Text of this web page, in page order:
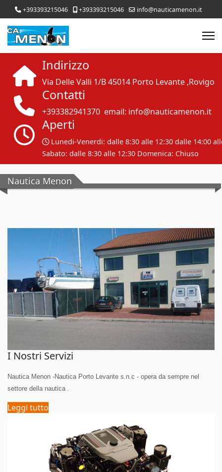
+393393215046 +393393215046 info@nauticamenon.it
Indirizzo
Via Delle Valli 1/B45014 Porto Levante ,Rovigo
Contatti
+393382941370 email: info@nauticamenon.it
Aperti
Lunedi-Venerdi: dalle 8:30 alle 12:30 dalle 14:00
Sabato: dalle 8:30 alle 12:30 Domenica: Chiuso
Nautica Menon
I Nostri Servizi
Nautica Menon -Nautica Porto Levante s.n.c - opera da sempre nel
settore della nautica .
Leggi tutto